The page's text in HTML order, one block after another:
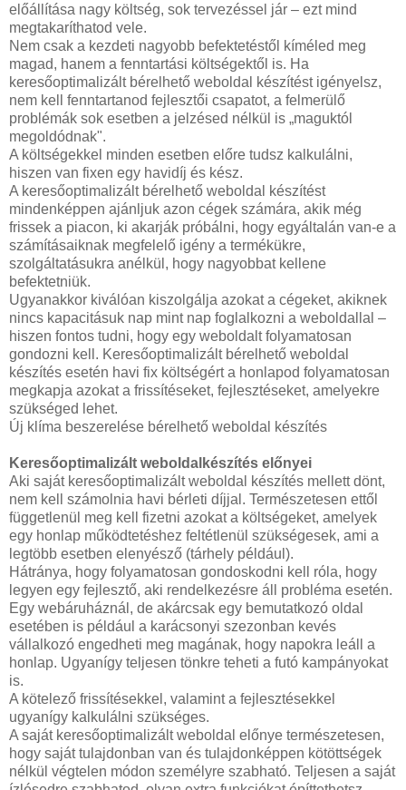
előállítása nagy költség, sok tervezéssel jár – ezt mind
megtakaríthatod vele.
Nem csak a kezdeti nagyobb befektetéstől kíméled meg
magad, hanem a fenntartási költségektől is. Ha
keresőoptimalizált bérelhető weboldal készítést igényelsz,
nem kell fenntartanod fejlesztői csapatot, a felmerülő
problémák sok esetben a jelzésed nélkül is „maguktól
megoldódnak".
A költségekkel minden esetben előre tudsz kalkulálni,
hiszen van fixen egy havidíj és kész.
A keresőoptimalizált bérelhető weboldal készítést
mindenképpen ajánljuk azon cégek számára, akik még
frissek a piacon, ki akarják próbálni, hogy egyáltalán van-e a
számításaiknak megfelelő igény a termékükre,
szolgáltatásukra anélkül, hogy nagyobbat kellene
befektetniük.
Ugyanakkor kiválóan kiszolgálja azokat a cégeket, akiknek
nincs kapacitásuk nap mint nap foglalkozni a weboldallal –
hiszen fontos tudni, hogy egy weboldalt folyamatosan
gondozni kell. Keresőoptimalizált bérelhető weboldal
készítés esetén havi fix költségért a honlapod folyamatosan
megkapja azokat a frissítéseket, fejlesztéseket, amelyekre
szükséged lehet.
Új klíma beszerelése bérelhető weboldal készítés
Keresőoptimalizált weboldalkészítés előnyei
Aki saját keresőoptimalizált weboldal készítés mellett dönt,
nem kell számolnia havi bérleti díjjal. Természetesen ettől
függetlenül meg kell fizetni azokat a költségeket, amelyek
egy honlap működtetéshez feltétlenül szükségesek, ami a
legtöbb esetben elenyésző (tárhely például).
Hátránya, hogy folyamatosan gondoskodni kell róla, hogy
legyen egy fejlesztő, aki rendelkezésre áll probléma esetén.
Egy webáruháznál, de akárcsak egy bemutatkozó oldal
esetében is például a karácsonyi szezonban kevés
vállalkozó engedheti meg magának, hogy napokra leáll a
honlap. Ugyanígy teljesen tönkre teheti a futó kampányokat
is.
A kötelező frissítésekkel, valamint a fejlesztésekkel
ugyanígy kalkulálni szükséges.
A saját keresőoptimalizált weboldal előnye természetesen,
hogy saját tulajdonban van és tulajdonképpen kötöttségek
nélkül végtelen módon személyre szabható. Teljesen a saját